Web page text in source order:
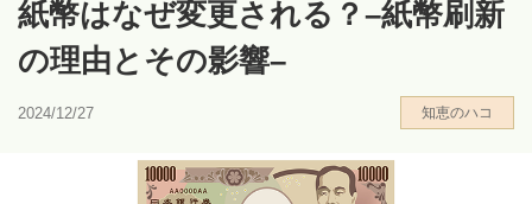
紙幣はなぜ変更される？–紙幣刷新
の理由とその影響–
2024/12/27 知恵のハコ